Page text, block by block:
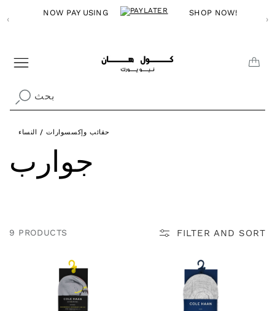
Skip toNOW PAY USING SHOP NOW!
‹ ›
بحث
حقائب وإكسسوارات / النساء
C
l
جوارب
9 PRODUCTS FILTER AND SORT